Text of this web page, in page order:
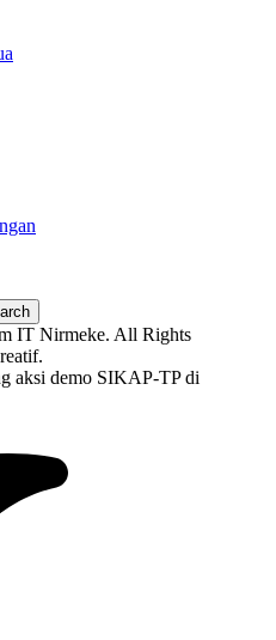
IT Nirmeke. All Rights
aksi demo SIKAP-TP di